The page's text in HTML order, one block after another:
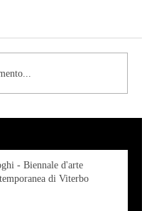
- Biennale d'arte
di Viterbo